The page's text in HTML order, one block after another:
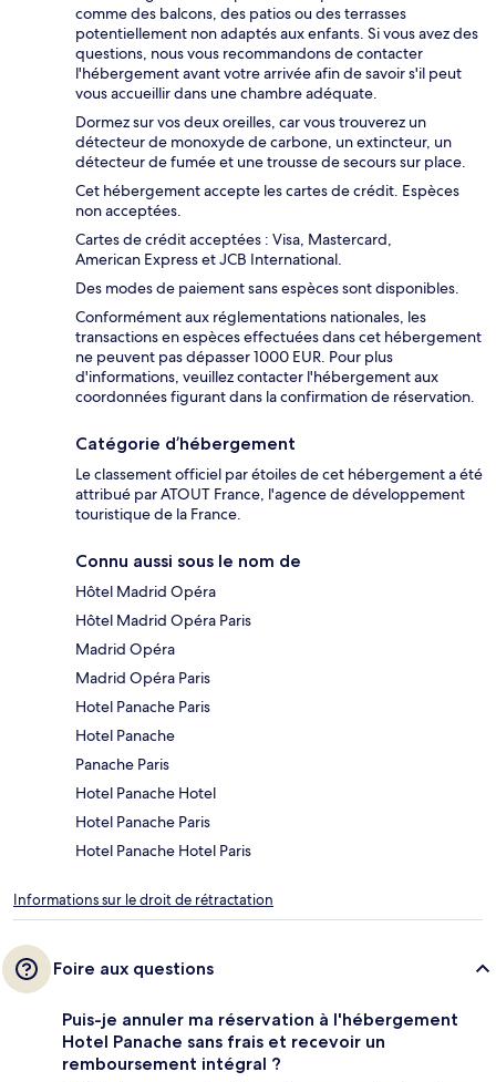
comme des balcons, des patios ou des terrasses
potentiellement non adaptés aux enfants. Si vous avez des
questions, nous vous recommandons de contacter
l'hébergement avant votre arrivée afin de savoir s'il peut
vous accueillir dans une chambre adéquate.
Dormez sur vos deux oreilles, car vous trouverez un
détecteur de monoxyde de carbone, un extincteur, un
détecteur de fumée et une trousse de secours sur place.
Cet hébergement accepte les cartes de crédit. Espèces
non acceptées.
Cartes de crédit acceptées : Visa, Mastercard,
American Express et JCB International.
Des modes de paiement sans espèces sont disponibles.
Conformément aux réglementations nationales, les
transactions en espèces effectuées dans cet hébergement
ne peuvent pas dépasser 1000 EUR. Pour plus
d'informations, veuillez contacter l'hébergement aux
coordonnées figurant dans la confirmation de réservation.
Catégorie d’hébergement
Le classement officiel par étoiles de cet hébergement a été
attribué par ATOUT France, l'agence de développement
touristique de la France.
Connu aussi sous le nom de
Hôtel Madrid Opéra
Hôtel Madrid Opéra Paris
Madrid Opéra
Madrid Opéra Paris
Hotel Panache Paris
Hotel Panache
Panache Paris
Hotel Panache Hotel
Hotel Panache Paris
Hotel Panache Hotel Paris
Informations sur le droit de rétractation
Foire aux questions
Puis-je annuler ma réservation à l'hébergement
Hotel Panache sans frais et recevoir un
remboursement intégral ?